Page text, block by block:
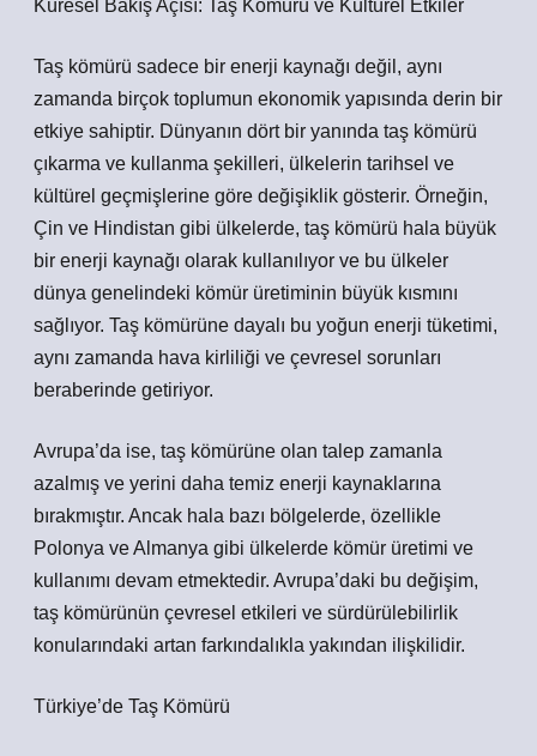
Küresel Bakış Açısı: Taş Kömürü ve Kültürel Etkiler
Taş kömürü sadece bir enerji kaynağı değil, aynı
zamanda birçok toplumun ekonomik yapısında derin bir
etkiye sahiptir. Dünyanın dört bir yanında taş kömürü
çıkarma ve kullanma şekilleri, ülkelerin tarihsel ve
kültürel geçmişlerine göre değişiklik gösterir. Örneğin,
Çin ve Hindistan gibi ülkelerde, taş kömürü hala büyük
bir enerji kaynağı olarak kullanılıyor ve bu ülkeler
dünya genelindeki kömür üretiminin büyük kısmını
sağlıyor. Taş kömürüne dayalı bu yoğun enerji tüketimi,
aynı zamanda hava kirliliği ve çevresel sorunları
beraberinde getiriyor.
Avrupa’da ise, taş kömürüne olan talep zamanla
azalmış ve yerini daha temiz enerji kaynaklarına
bırakmıştır. Ancak hala bazı bölgelerde, özellikle
Polonya ve Almanya gibi ülkelerde kömür üretimi ve
kullanımı devam etmektedir. Avrupa’daki bu değişim,
taş kömürünün çevresel etkileri ve sürdürülebilirlik
konularındaki artan farkındalıkla yakından ilişkilidir.
Türkiye’de Taş Kömürü